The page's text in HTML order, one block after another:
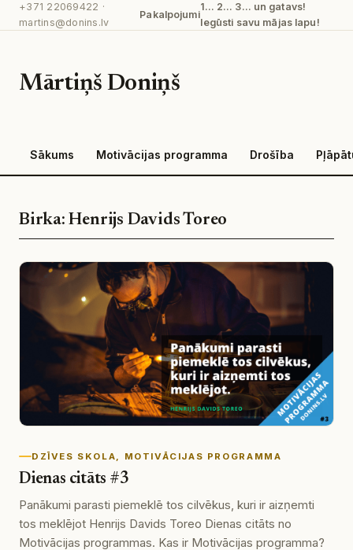
Pāriet+371 22069422 ·
martins@donins.lv
Pakalpojumi
1… 2… 3… un gatavs!
Iegūsti savu mājas lapu!
Mārtiņš Doniņš
Sākums Motivācijas programma Drošība
Birka:Henrijs Davids Toreo
DZĪVES SKOLA, MOTIVĀCIJAS PROGRAMMA
Dienas citāts #3
Panākumi parasti piemeklē tos cilvēkus, kuri ir aizņemti
tos meklējot Henrijs Davids Toreo Dienas citāts no
Motivācijas programmas. Kas ir Motivācijas programma?